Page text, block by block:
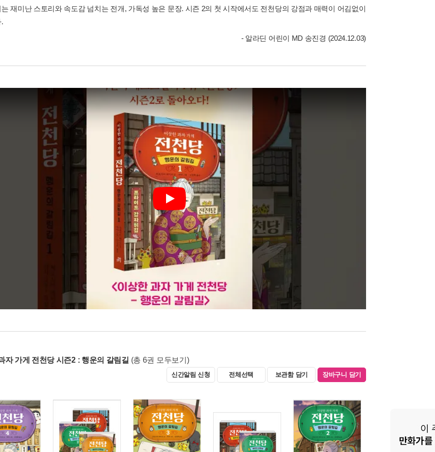
재미난 스토리와 속도감 넘치는 전개, 가독성 높은 문장. 시즌 2의 첫 시작에서도 전천당의 강점과 매력이 어김없이
- 알라딘 어린이 MD 송진경 (2024.12.03)
Play
자 가게 전천당 시즌2 : 행운의 갈림길 (총 6권 모두보기)
신간알림 신청 전체선택 보관함 담기 장바구니 담기